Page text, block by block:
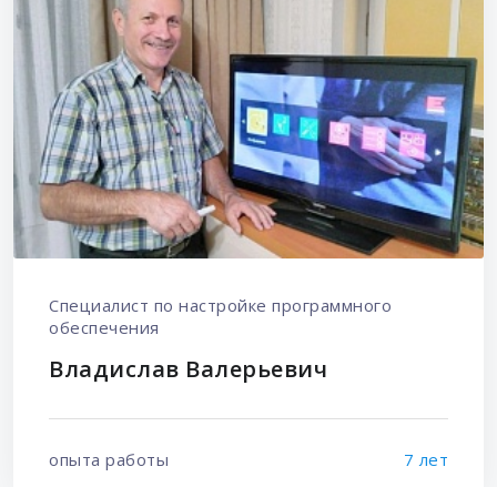
Специалист по настройке программного
обеспечения
Владислав Валерьевич
опыта работы 7 лет